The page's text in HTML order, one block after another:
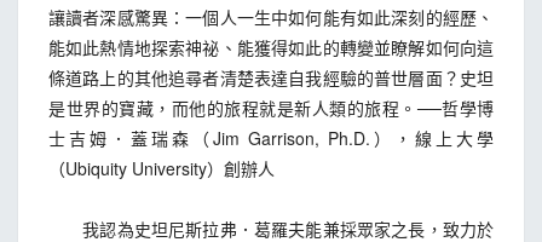
讓讀者深感驚異：一個人一生中如何能有如此深刻的經歷、
能如此熱情地探索神祕、能獲得如此的轉變並瞭解如何向這
條道路上的其他追尋者清楚表達自我經驗的普世層面？史坦
是世界的寶藏，而他的旅程就是新人類的旅程。──哲學博
士吉姆．蓋瑞森（Jim Garrison, Ph.D.），線上大學
（Ubiquity University）創辦人
我認為史坦尼斯拉弗．葛羅夫能兼採眾家之長，致力於